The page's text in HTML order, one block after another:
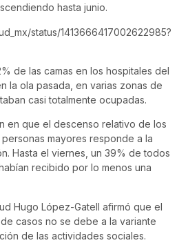
hasta junio.
status/1413666417002622985?
de las camas en los hospitales del
la ola pasada, en varias zonas de
casi totalmente ocupadas.
en que el descenso relativo de los
mayores responde a la
Hasta el viernes, un 39% de todos
recibido por lo menos una
Hugo López-Gatell afirmó que el
casos no se debe a la variante
de las actividades sociales.